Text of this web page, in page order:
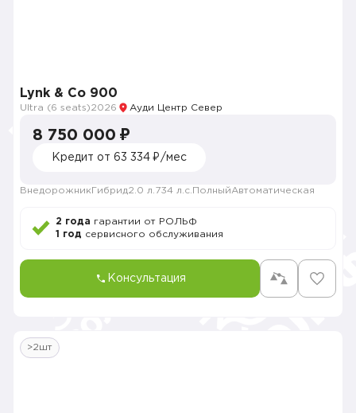
Lynk & Co 900
Ultra (6 seats)2026 Ауди Центр Север
8 750 000 ₽
Кредит от 63 334 ₽/мес
Внедорожник Гибрид2.0 л. 734 л.с. ПолныйАвтоматическая
2 года гарантии от РОЛЬФ
1 год сервисного обслуживания
Консультация
>2шт